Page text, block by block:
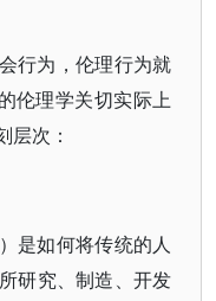
行为，伦理行为就
伦理学关切实际上
层次：
是如何将传统的人
研究、制造、开发